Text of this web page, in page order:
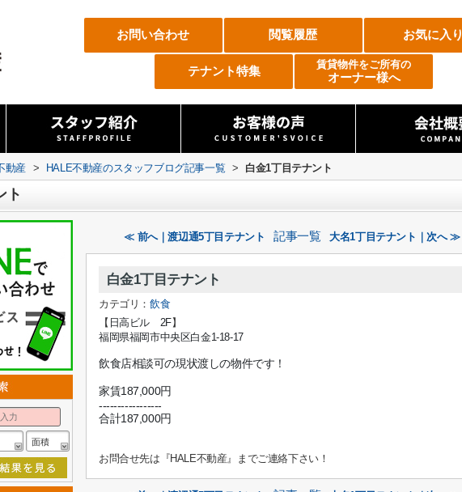
お問い合わせ 閲覧履歴 お気に入り
テナント特集 賃貸物件をご所有の
オーナー様へ
動産 > HALE不動産のスタッフブログ記事一覧 > 白金1丁目テナント
ト
≪ 前へ｜渡辺通5丁目テナント 記事一覧 大名1丁目テナント｜次へ ≫
白金1丁目テナント
カテゴリ：飲食
【 日高ビル 2F】
福岡県福岡市中央区白金1-18-17
飲食店相談可の現状渡しの物件です！
家賃187,000円
-----------------
合計187,000円
お問合せ先は『HALE不動産』までご連絡下さい！
面積